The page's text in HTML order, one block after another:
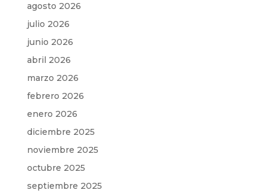
agosto 2026
julio 2026
junio 2026
abril 2026
marzo 2026
febrero 2026
enero 2026
diciembre 2025
noviembre 2025
octubre 2025
septiembre 2025